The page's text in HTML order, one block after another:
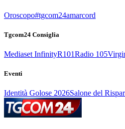
Oroscopo#tgcom24amarcord
Tgcom24 Consiglia
Mediaset InfinityR101Radio 105
Eventi
Identità Golose 2026Salone del